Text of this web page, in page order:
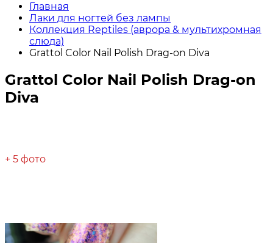
Главная
Лаки для ногтей без лампы
Коллекция Reptiles (аврора & мультихромная
слюда)
Grattol Color Nail Polish Drag-on Diva
Grattol Color Nail Polish Drag-on
Diva
+ 5 фото